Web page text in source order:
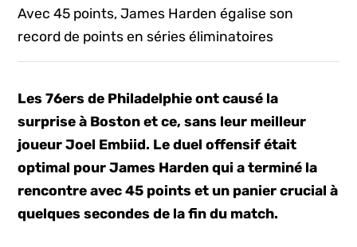
Avec 45 points, James Harden égalise son
record de points en séries éliminatoires
Les 76ers de Philadelphie ont causé la
surprise à Boston et ce, sans leur meilleur
joueur Joel Embiid. Le duel offensif était
optimal pour James Harden qui a terminé la
rencontre avec 45 points et un panier crucial à
quelques secondes de la fin du match.